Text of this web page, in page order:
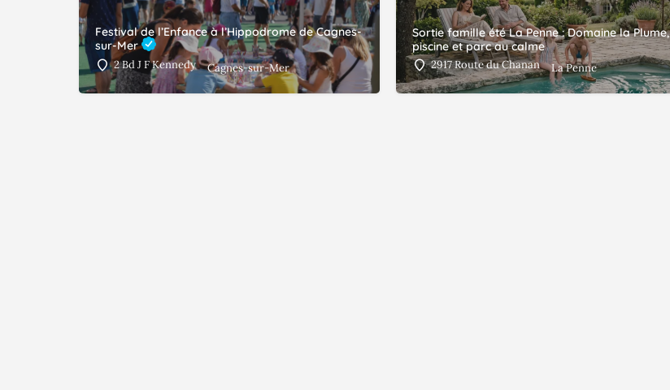
Festival de l’Enfance à l’Hippodrome de Cagnes-
sur-Mer
2 Bd J F Kennedy Cagnes-sur-Mer
Sortie famille été La Penne : Domaine la Plume,
piscine et parc au calme
2917 Route du Chanan La Penne